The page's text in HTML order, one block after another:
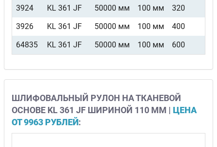
3924
KL 361 JF 50000 мм 100 мм
320
3926
KL 361 JF 50000 мм 100 мм
400
64835
KL 361 JF 50000 мм 100 мм 600
ШЛИФОВАЛЬНЫЙ РУЛОН НА ТКАНЕВОЙ
ОСНОВЕ KL 361 JF ШИРИНОЙ 110 ММ | ЦЕНА
ОТ 9963 РУБЛЕЙ: